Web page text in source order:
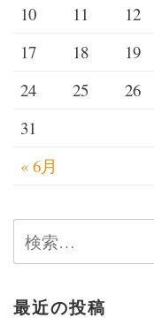
« 6月
10
11 12
17
18 19
24
25 26
31
検
索:
最近の投稿